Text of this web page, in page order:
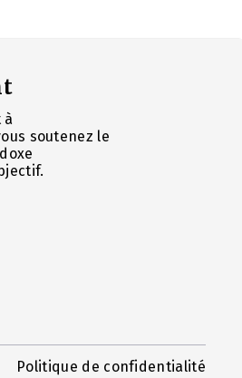
à
soutenez le
Politique de confidentialité